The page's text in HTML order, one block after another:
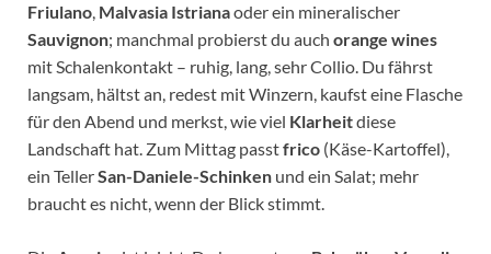
Friulano, Malvasia Istrianaoder ein mineralischer
Sauvignon; manchmal probierst du auch orange wines
mit Schalenkontakt – ruhig, lang, sehr Collio. Du fährst
langsam, hältst an, redest mit Winzern, kaufst eine Flasche
für den Abend und merkst, wie viel Klarheitdiese
Landschaft hat. Zum Mittag passtfrico (Käse-Kartoffel),
ein TellerSan-Daniele-Schinken und ein Salat; mehr
braucht es nicht, wenn der Blick stimmt.